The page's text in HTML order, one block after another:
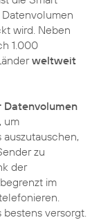
wird. Neben
1.000
weltweit
Datenvolumen
um
zu
der
im
bestens versorgt.